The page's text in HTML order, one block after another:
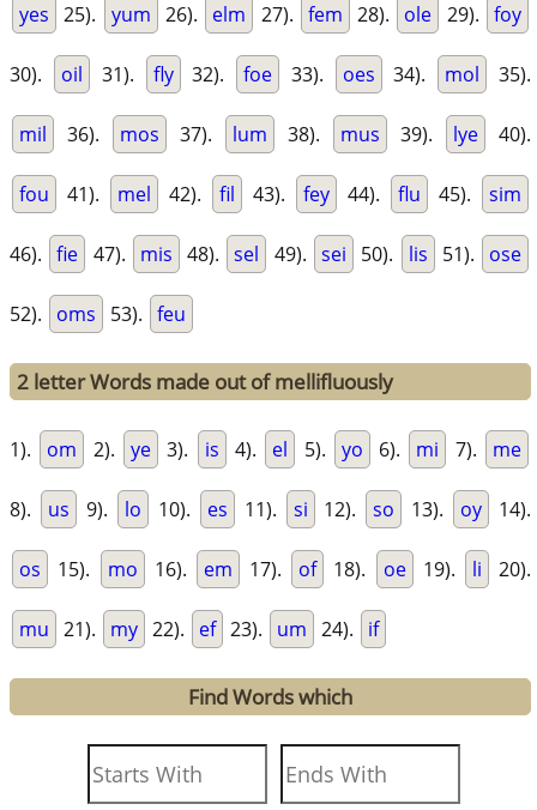
yes 25). yum 26). elm 27). fem 28). ole 29). foy
30). oil 31). fly 32). foe 33). oes 34). mol 35).
mil 36). mos 37). lum 38). mus 39). lye 40).
fou 41). mel 42). fil 43). fey 44). flu 45). sim
46). fie 47). mis 48). sel 49). sei 50). lis 51). ose
52). oms 53). feu
2 letter Words made out of mellifluously
1). om 2). ye 3). is 4). el 5). yo 6). mi 7). me
8). us 9). lo 10). es 11). si 12). so 13). oy 14).
os 15). mo 16). em 17). of 18). oe 19). li 20).
mu 21). my 22). ef 23). um 24). if
Find Words which